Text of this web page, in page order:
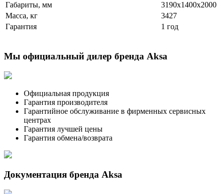
Габариты, мм
3190x1400x2000
Масса, кг
3427
Гарантия
1 год
Мы официальный дилер бренда Aksa
Официальная продукция
Гарантия производителя
Гарантийное обслуживание в фирменных сервисных
центрах
Гарантия лучшей цены
Гарантия обмена/возврата
Документация бренда Aksa